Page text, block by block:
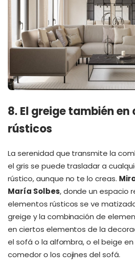
8. El greige también
rústicos
La serenidad que transmite la
el gris se puede trasladar a
rústico, aunque no te lo creas.
María Solbes, donde un espacio
elementos rústicos se ve
greige y la combinación de
en ciertos elementos de la
el sofá o la alfombra, o el beige en
comedor o los cojines del sofá.